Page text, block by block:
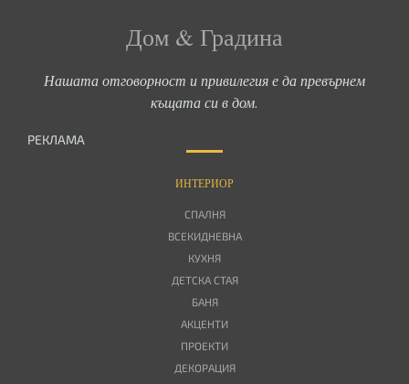
Дом & Градина
Нашата отговорност и привилегия е да превърнем
къщата си в дом.
РЕКЛАМА
ИНТЕРИОР
СПАЛНЯ
ВСЕКИДНЕВНА
КУХНЯ
ДЕТСКА СТАЯ
БАНЯ
АКЦЕНТИ
ПРОЕКТИ
ДЕКОРАЦИЯ